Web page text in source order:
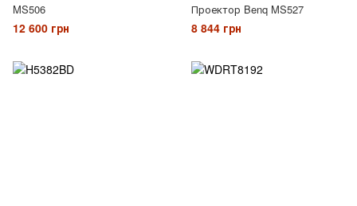
MS506
12 600 грн
Проектор Benq MS527
8 844 грн